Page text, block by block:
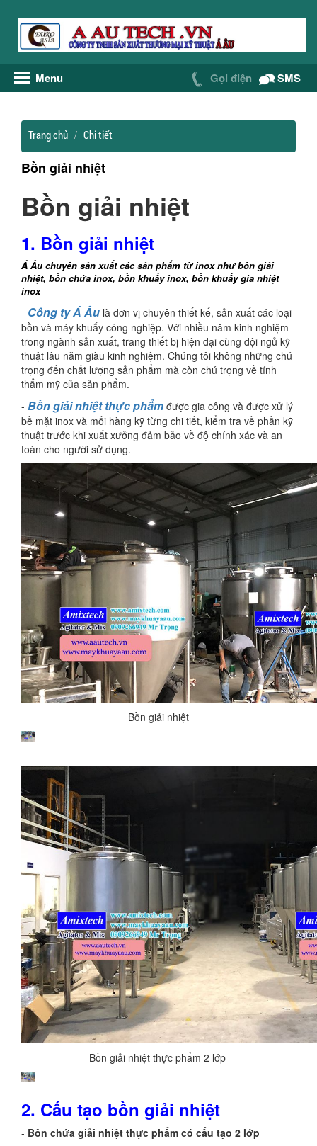
Menu Gọi điện SMS
Trang chủ Chi tiết
Bồn giải nhiệt
Bồn giải nhiệt
1. Bồn giải nhiệt
Á Âu chuyên sản xuất các sản phẩm từ inox như bồn giải
nhiệt, bồn chứa inox, bồn khuấy inox, bồn khuấy gia nhiệt
inox
- Công ty Á Âu là đơn vị chuyên thiết kế, sản xuất các loại
bồn và máy khuấy công nghiệp. Với nhiều năm kinh nghiệm
trong ngành sản xuất, trang thiết bị hiện đại cùng đội ngủ kỹ
thuật lâu năm giàu kinh nghiệm. Chúng tôi không những chú
trọng đến chất lượng sản phẩm mà còn chú trọng về tính
thẩm mỹ của sản phẩm.
- Bồn giải nhiệt thực phẩm được gia công và được xử lý
bề mặt inox và mối hàng kỹ từng chi tiết, kiểm tra về phần kỹ
thuật trước khi xuất xưởng đảm bảo về độ chính xác và an
toàn cho người sử dụng.
Bồn giải nhiệt
Bồn giải nhiệt thực phẩm 2 lớp
2. Cấu tạo bồn giải nhiệt
- Bồn chứa giải nhiệt thực phẩm có cấu tạo 2 lớp